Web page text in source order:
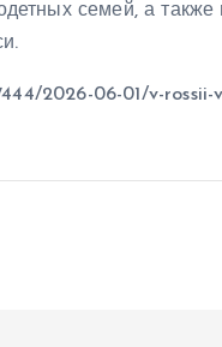
семей, а
2026-06-01/v-